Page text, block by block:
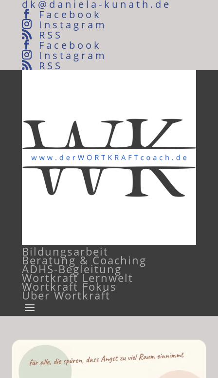
dk@daniela-kunath.de
Facebook
Instagram
RSS
Facebook
Instagram
RSS
Bildungsarbeit
Beratung & Coaching
ADHS-Begleitung
Wortkraft Lernwelt
Wortkraft Fokus
Über Wortkraft